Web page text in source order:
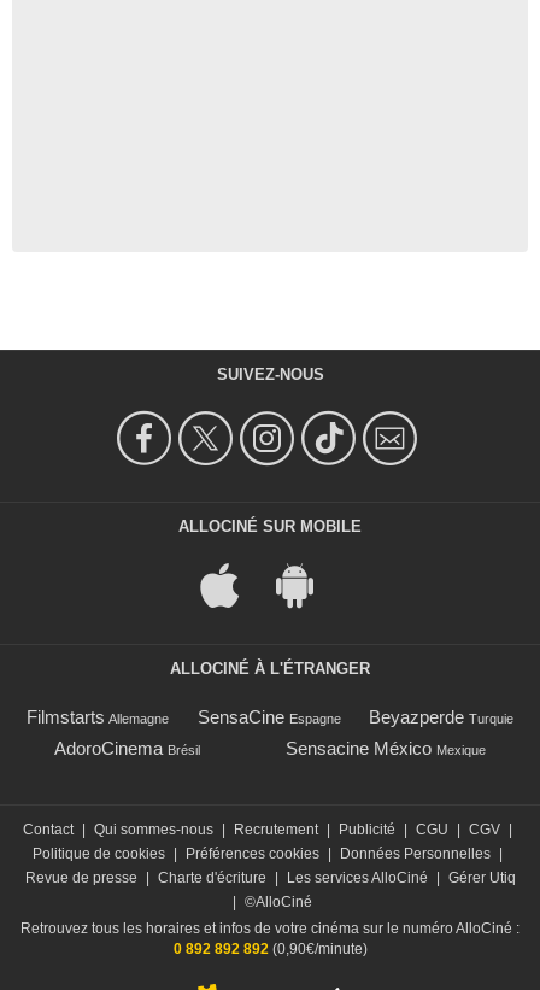
SUIVEZ-NOUS
ALLOCINÉ SUR MOBILE
ALLOCINÉ À L'ÉTRANGER
Filmstarts Allemagne SensaCine Espagne Beyazperde Turquie
AdoroCinema Brésil Sensacine México Mexique
Contact Qui sommes-nous Recrutement Publicité CGU CGV
Politique de cookies
Préférences cookies Données Personnelles
Revue de presse
Charte d'écriture Les services AlloCiné
Gérer Utiq
©AlloCiné
Retrouvez tous les horaires et infos de votre cinéma sur le numéro AlloCiné :
0 892 892 892(0,90€/minute)